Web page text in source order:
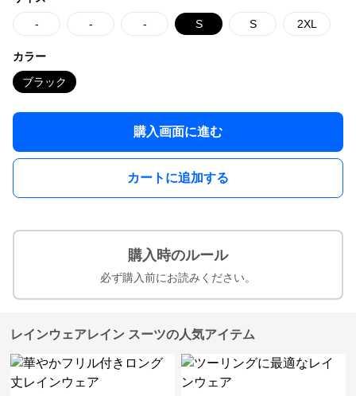
- - - S S 2XL
カラー
ブラック
購入画面に進む
カートに追加する
購入時のルール
必ず購入前にお読みください。
レインウェアレイン スーツの人気アイテム